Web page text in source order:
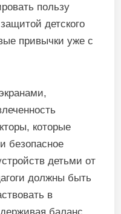
пользу
детского
привычки уже с
которые
безопасное
детьми от
должны быть
в